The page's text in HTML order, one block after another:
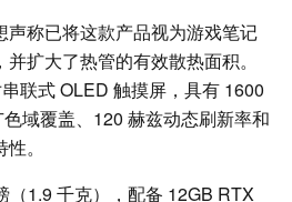
声称已将这款产品视为游戏笔记
扩大了热管的有效散热面积。
联式 OLED 触摸屏，具有 1600
域覆盖、120 赫兹动态刷新率和
。
（1.9 千克），配备 12GB RTX